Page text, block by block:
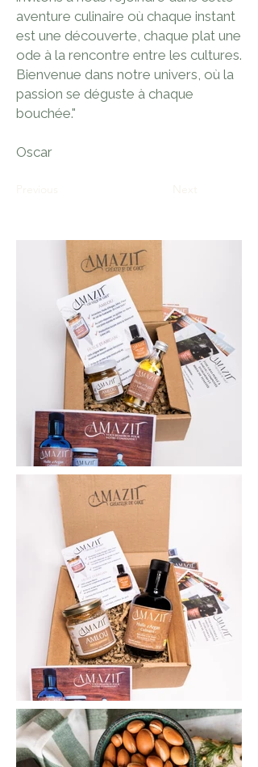
aventure culinaire où chaque instant
est une découverte, chaque plat une
ode à la rencontre entre les cultures.
Bienvenue dans notre univers, où la
passion se déguste à chaque
bouchée."
Oscar